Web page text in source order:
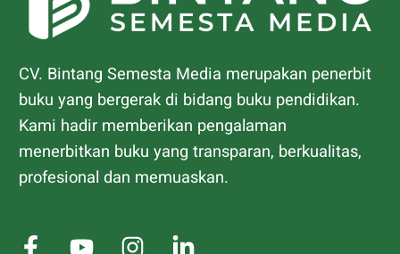
CV. Bintang Semesta Media merupakan penerbit
buku yang bergerak di bidang buku pendidikan.
Kami hadir memberikan pengalaman
menerbitkan buku yang transparan, berkualitas,
profesional dan memuaskan.